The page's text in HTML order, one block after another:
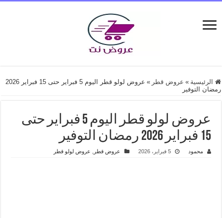
الرئيسية » عروض قطر »
عروض لولو قطر اليوم 5 فبراير حتى 15 فبراير 2026
رمضان التوفير
عروض لولو قطر اليوم 5 فبراير حتى
15 فبراير 2026 رمضان التوفير
محمود 5 فبراير، 2026 عروض قطر عروض لولو قطر